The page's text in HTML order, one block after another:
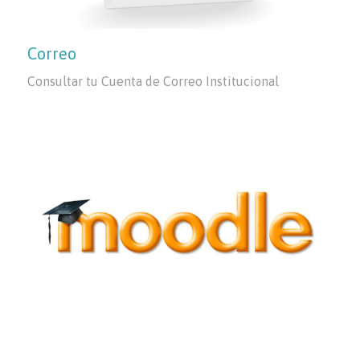
Correo
Consultar tu Cuenta de Correo Institucional